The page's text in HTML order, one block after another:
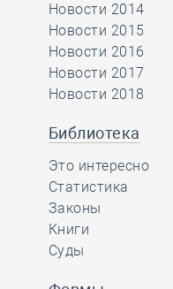
Новости 2014
Новости 2015
Новости 2016
Новости 2017
Новости 2018
Библиотека
Это интересно
Статистика
Законы
Книги
Суды